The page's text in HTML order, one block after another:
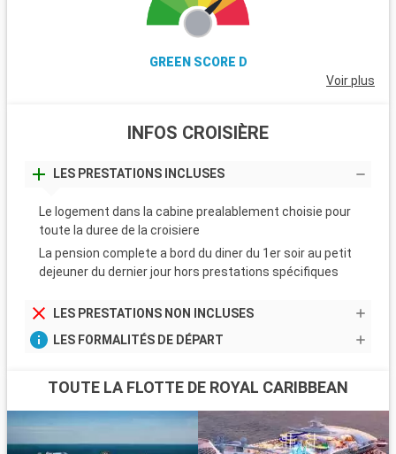
GREEN SCORE D
Voir plus
INFOS CROISIÈRE
LES PRESTATIONS INCLUSES
Le logement dans la cabine prealablement choisie pour
toute la duree de la croisiere
La pension complete a bord du diner du 1er soir au petit
dejeuner du dernier jour hors prestations spécifiques
LES PRESTATIONS NON INCLUSES
LES FORMALITÉS DE DÉPART
TOUTE LA FLOTTE DE ROYAL CARIBBEAN